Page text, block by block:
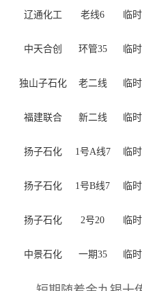
辽通化工 老线6 临
中天合创 环管35 临
独山子石化 老二线 临
福建联合 新二线 临
扬子石化 1号A线7 临
扬子石化 1号B线7 临
扬子石化 2号20 临
中景石化 一期35 临